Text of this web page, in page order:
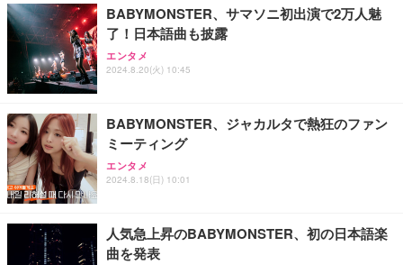
BABYMONSTER、サマソニ初出演で2万人魅
了！日本語曲も披露
エンタメ
2024.8.20(火) 10:45
BABYMONSTER、ジャカルタで熱狂のファン
ミーティング
エンタメ
2024.8.18(日) 10:01
人気急上昇のBABYMONSTER、初の日本語楽
曲を発表